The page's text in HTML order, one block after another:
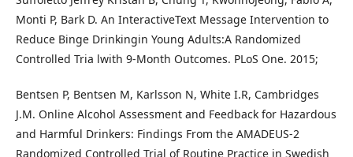
Monti P, Bark D. An InteractiveText Message Intervention to
Reduce Binge Drinkingin Young Adults:A Randomized
Controlled Tria lwith 9-Month Outcomes. PLoS One. 2015;
Bentsen P, Bentsen M, Karlsson N, White I.R, Cambridges
J.M. Online Alcohol Assessment and Feedback for Hazardous
and Harmful Drinkers: Findings From the AMADEUS-2
Randomized Controlled Trial of Routine Practice in Swedish